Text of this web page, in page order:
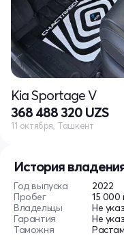
История
Год выпуска
2022
Пробег
15 000
Владельцы
Не
Гарантия
Не
Таможня
Kia Sportage V
368 488 320 UZS
11 октября, Ташкент